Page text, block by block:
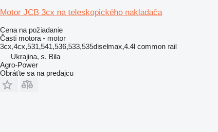
Motor JCB 3cx na teleskopického nakladača
Cena na požiadanie
Časti motora - motor
3cx,4cx,531,541,536,533,535diselmax,4.4l common rail
Ukrajina, s. Bila
Agro-Power
Obráťte sa na predajcu